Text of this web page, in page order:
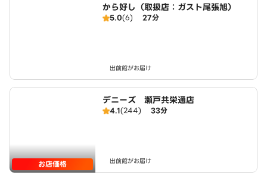
から好し（取扱店：ガスト尾張旭）
5.0(6) 27分
出前館がお届け
お店価格
デニーズ 瀬戸共栄通店
4.1(244) 33分
出前館がお届け